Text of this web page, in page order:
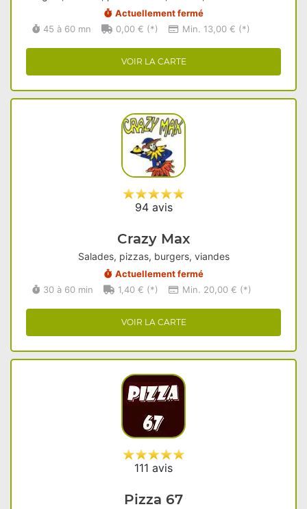
Actuellement fermé
45 à 60 mn
0,00 € (*) Min. 13,00 € (*)
VOIR LA CARTE
94 avis
Crazy Max
Salades, pizzas, burgers, viandes
Actuellement fermé
30 à 60 min
1,40 € (*) Min. 20,00 € (*)
VOIR LA CARTE
111 avis
Pizza 67